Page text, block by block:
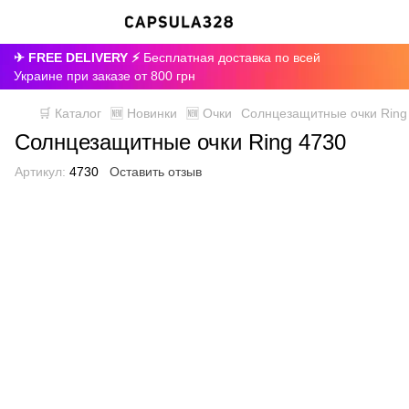
✈ FREE DELIVERY ⚡ Бесплатная доставка по всей
Украине при заказе от 800 грн
🛒 Каталог 🆕 Новинки 🆕 Очки Солнцезащитные очки
Солнцезащитные очки Ring 4730
Артикул: 4730 Оставить отзыв